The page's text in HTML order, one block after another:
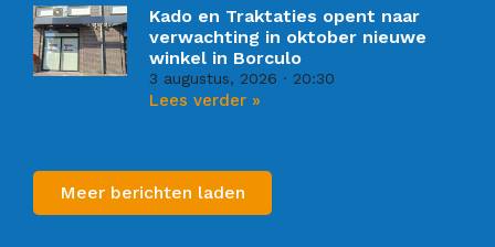
Kado en Traktaties opent naar
verwachting in oktober nieuwe
winkel in Borculo
3 augustus, 2026 20:30
Lees verder »
Meer berichten laden